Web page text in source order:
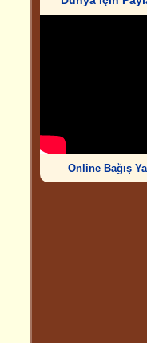
Online Bağış